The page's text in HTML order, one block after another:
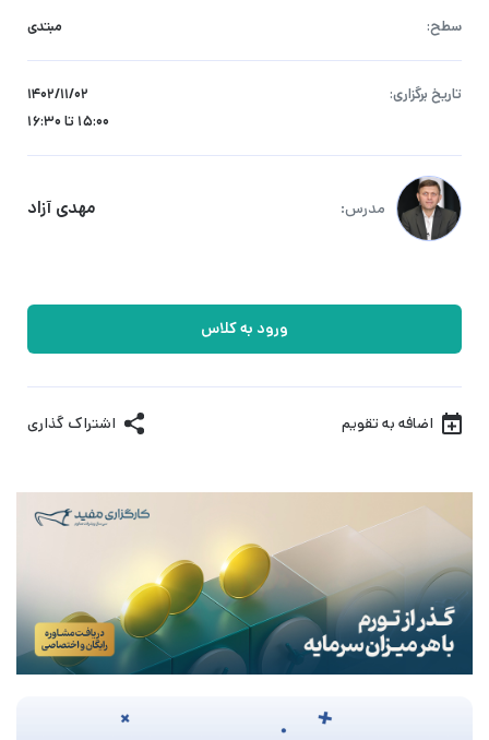
سطح: مبتدی
تاریخ برگزاری:
۱۴۰۲/۱۱/۰۲
15:00 تا 16:30
مدرس: مهدی آزاد
ورود به کلاس
اضافه به تقویم اشتراک گذاری